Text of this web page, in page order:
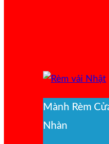
Mành Rèm
Nhàn